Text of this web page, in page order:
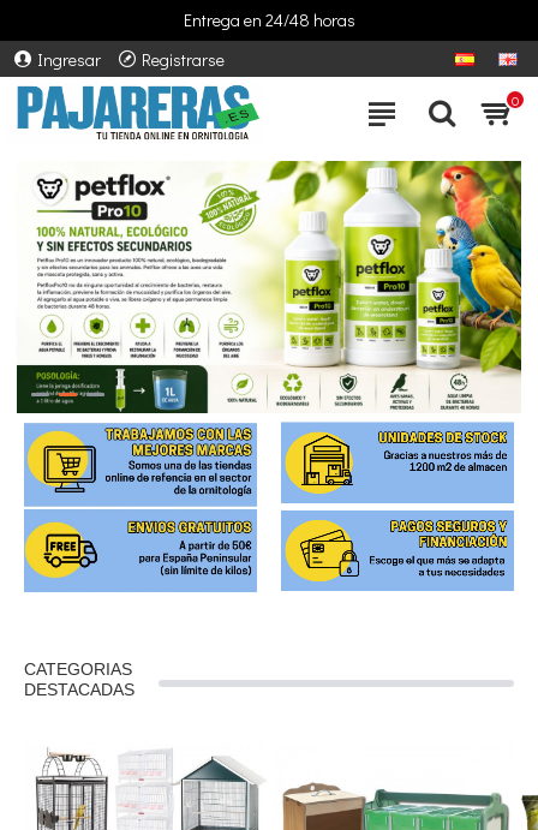
Entrega en 24/48 horas
Ingresar
Registrarse
0
CATEGORIAS
DESTACADAS